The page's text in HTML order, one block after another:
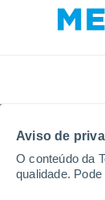
Aviso de
O conteúdo da
qualidade.